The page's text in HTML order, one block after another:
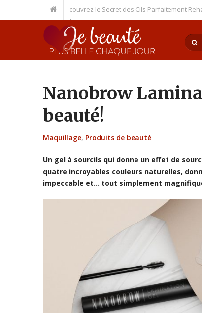
Cils – Découvrez le Secret des Cils Parfaitement Rehaussés
la beauté!
Nanobrow
beauté!
Maquillage, Produits de beauté
Un gel à sourcils qui donne un effet de
quatre incroyables couleurs naturelles,
impeccable et… tout simplement